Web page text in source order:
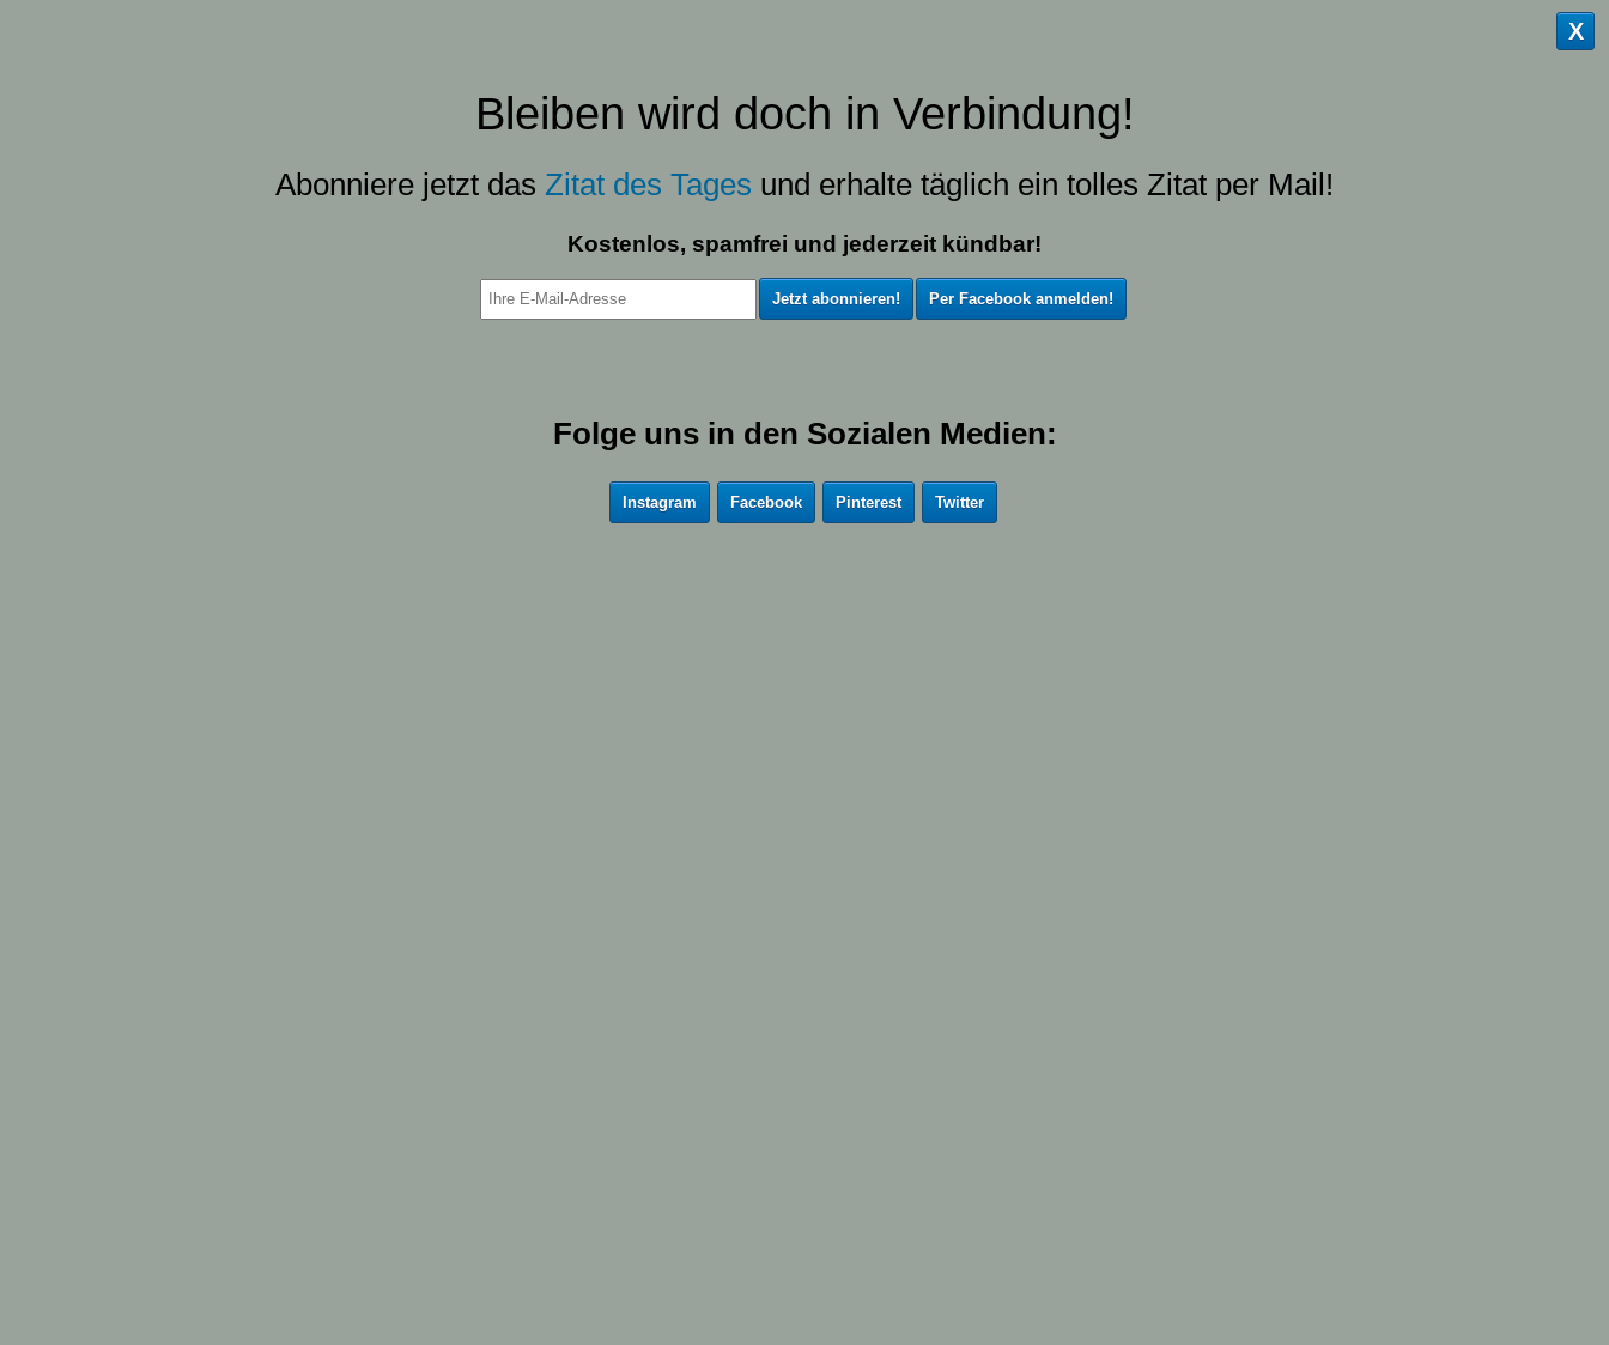
Bleiben wird doch in Verbindung!
Abonniere jetzt das Zitat des Tages und erhalte täglich ein tolles Zitat per Mail!
Kostenlos, spamfrei und jederzeit kündbar!
Per Facebook anmelden!
Folge uns in den Sozialen Medien:
Instagram Facebook Pinterest Twitter
X